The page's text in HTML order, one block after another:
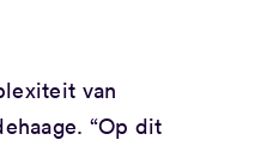
van
“Op dit